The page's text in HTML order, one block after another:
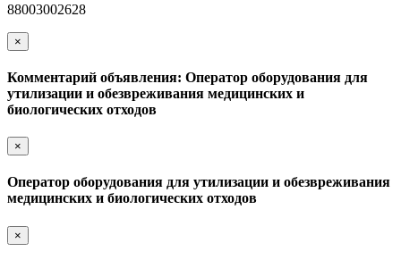
88003002628
×
Комментарий объявления: Оператор оборудования для
утилизации и обезвреживания медицинских и
биологических отходов
×
Оператор оборудования для утилизации и обезвреживания
медицинских и биологических отходов
×